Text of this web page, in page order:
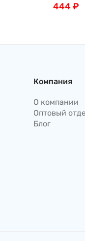
и томатами Chili
444₽
Компания
О компании
Оптовый
Блог